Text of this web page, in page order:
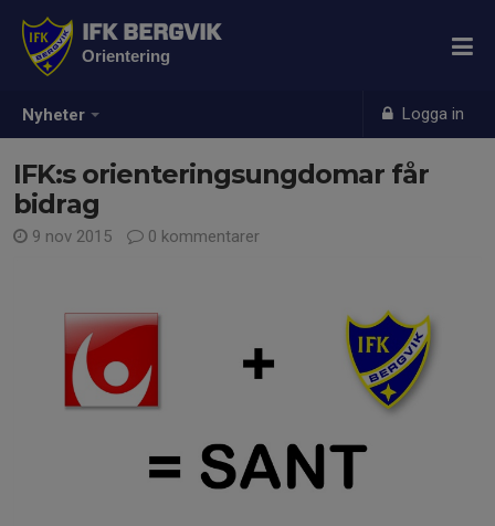
Nyheter Logga in
IFK BERGVIK
Orientering
IFK:s orienteringsungdomar får
bidrag
9 nov 2015 0 kommentarer